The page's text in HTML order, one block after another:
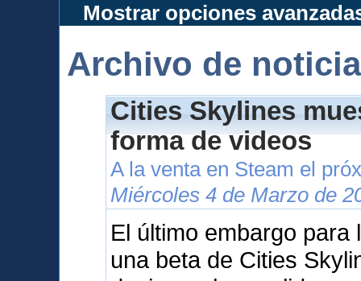
Mostrar opciones
Archivo de
Cities Skylines
forma de videos
A la venta en Steam el
Miércoles 4 de Marzo de
El último embargo
una beta de Cities